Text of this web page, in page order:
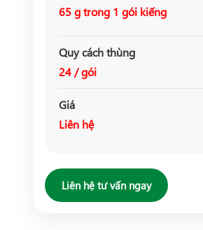
65 g trong 1 gói kiếng
Quy cách thùng
24 / gói
Giá
Liên hệ
Liên hệ tư vấn ngay